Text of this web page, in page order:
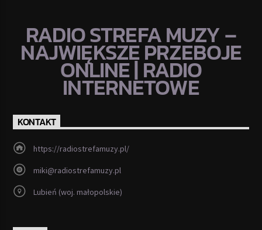
RADIO STREFA MUZY –
NAJWIĘKSZE PRZEBOJE
ONLINE | RADIO
INTERNETOWE
KONTAKT
https://radiostrefamuzy.pl/
miki@radiostrefamuzy.pl
Lubień (woj. małopolskie)